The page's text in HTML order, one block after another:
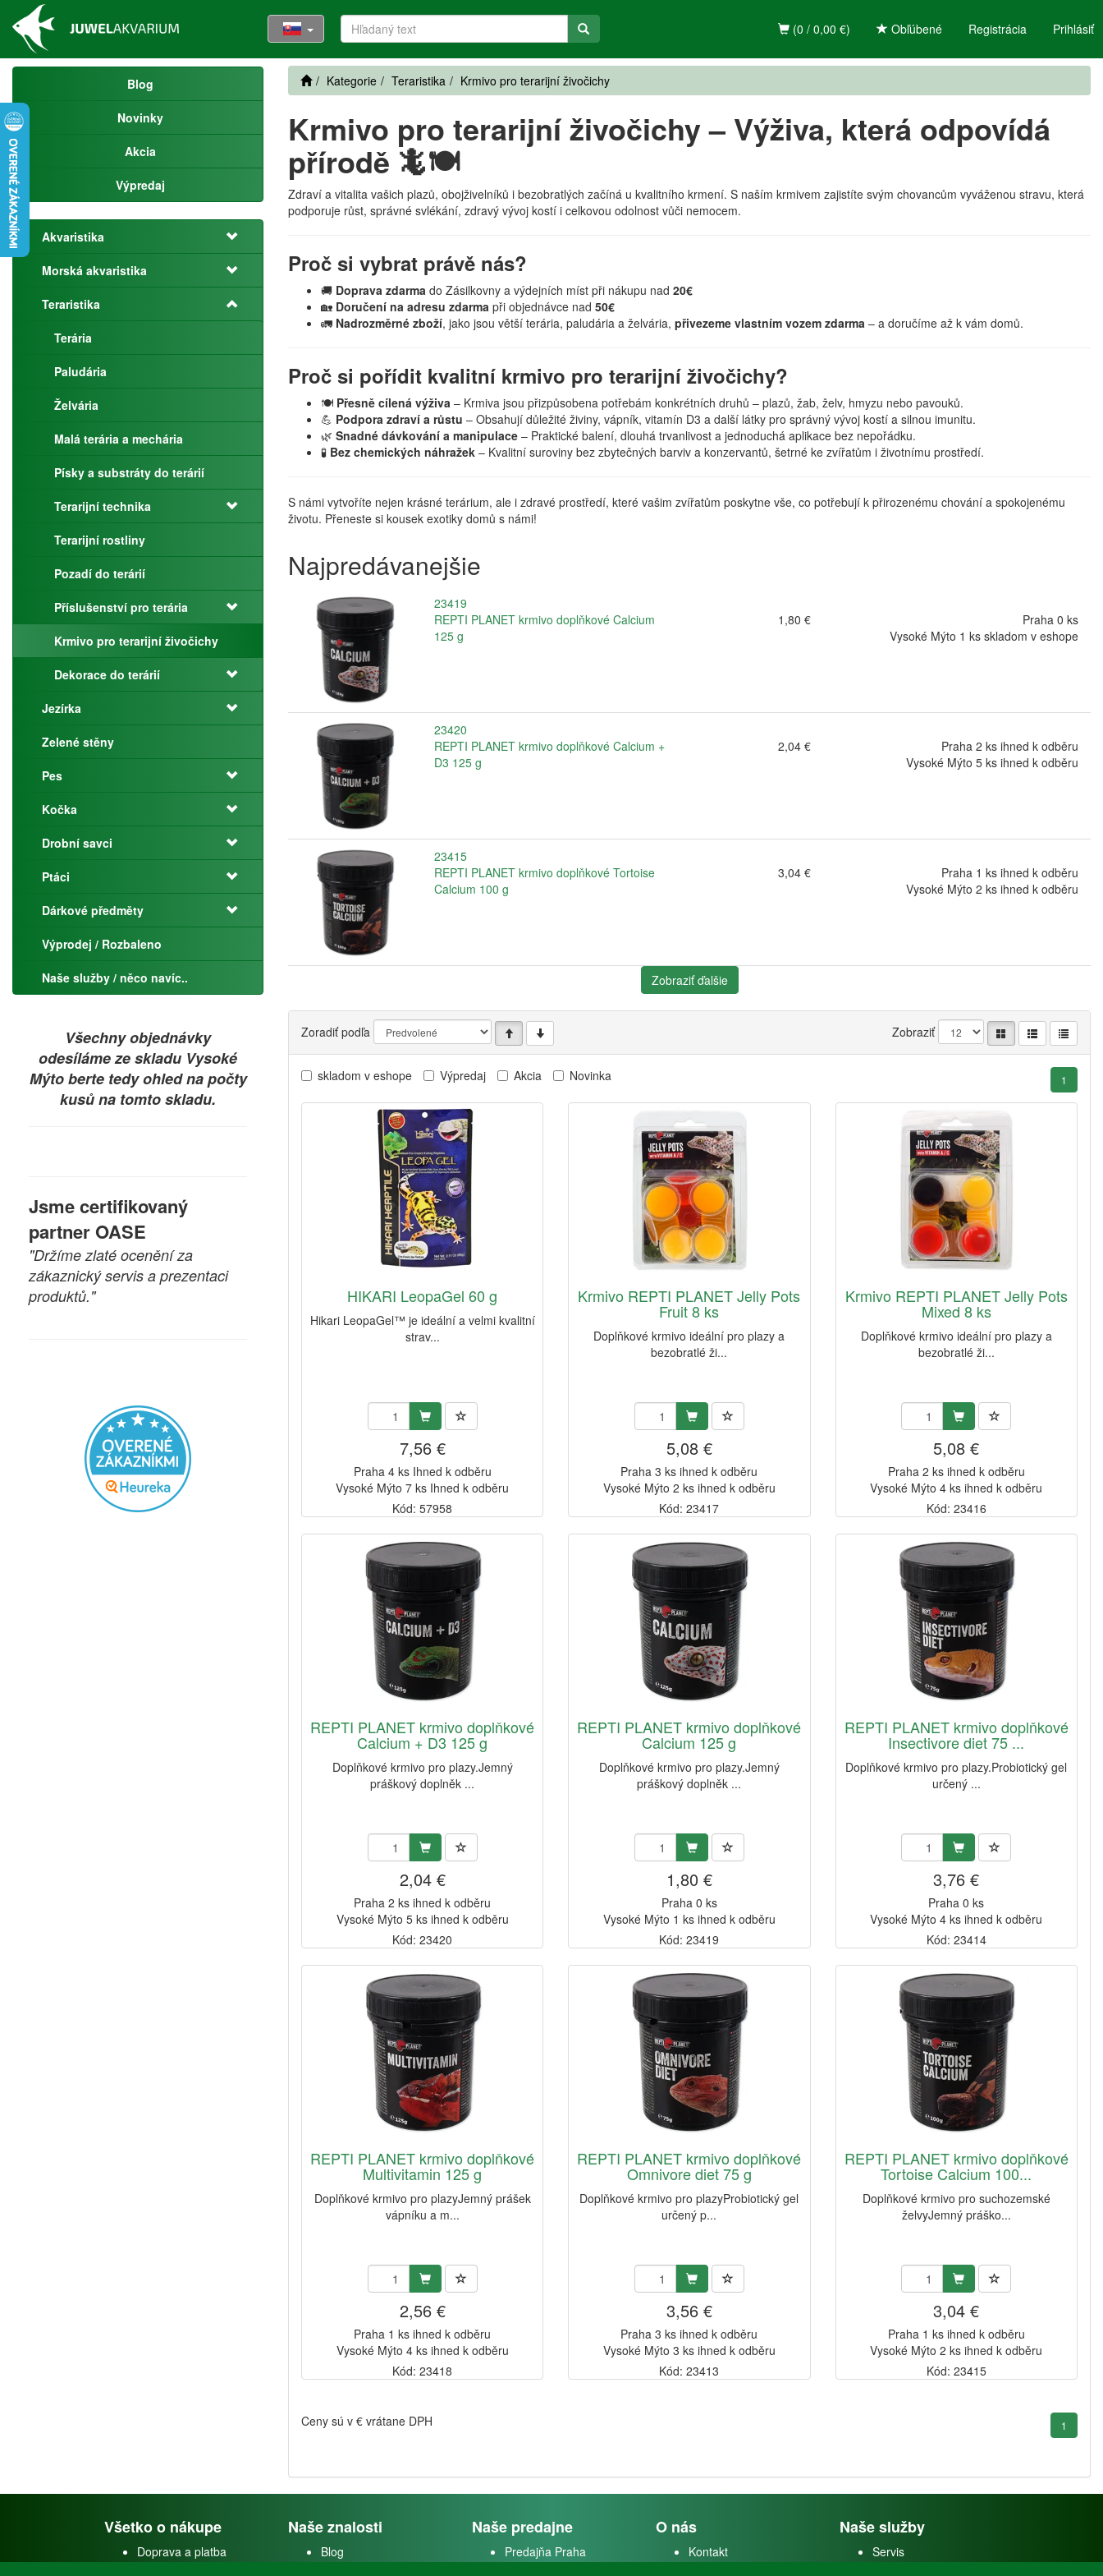
Registrácia Prihlásiť
(0 / 0,00 €) Obľúbené
Blog
Novinky
Akcia
Výpredaj
Akvaristika
Morská akvaristika
Teraristika
Terária
Paludária
Želvária
Malá terária a mechária
Písky a substráty do terárií
Terarijní technika
Terarijní rostliny
Pozadí do terárií
Příslušenství pro terária
Krmivo pro terarijní živočichy
Dekorace do terárií
Jezírka
Zelené stěny
Pes
Kočka
Drobní savci
Ptáci
Dárkové předměty
Výprodej / Rozbaleno
Naše služby / něco navíc..
Všechny objednávky
odesíláme ze skladu Vysoké
Mýto berte tedy ohled na počty
kusů na tomto skladu.
Jsme certifikovaný
partner OASE
"Držíme zlaté ocenění za
zákaznický servis a prezentaci
produktů."
Kategorie Teraristika Krmivo pro terarijní živočichy
Krmivo pro terarijní živočichy – Výživa, která odpovídá
přírodě 🦎🍽️
Zdraví a vitalita vašich plazů, obojživelníků i bezobratlých začíná u kvalitního krmení. S naším krmivem zajistíte svým chovancům vyváženou stravu, která
podporuje růst, správné svlékání, zdravý vývoj kostí i celkovou odolnost vůči nemocem.
Proč si vybrat právě nás?
🚚 Doprava zdarma do Zásilkovny a výdejních míst při nákupu nad 20€
🏡 Doručení na adresu zdarma při objednávce nad 50€
🚛 Nadrozměrné zboží, jako jsou větší terária, paludária a želvária, přivezeme vlastním vozem zdarma – a doručíme až k vám domů.
Proč si pořídit kvalitní krmivo pro terarijní živočichy?
🍽️ Přesně cílená výživa – Krmiva jsou přizpůsobena potřebám konkrétních druhů – plazů, žab, želv, hmyzu nebo pavouků.
💪 Podpora zdraví a růstu – Obsahují důležité živiny, vápník, vitamín D3 a další látky pro správný vývoj kostí a silnou imunitu.
🌿 Snadné dávkování a manipulace – Praktické balení, dlouhá trvanlivost a jednoduchá aplikace bez nepořádku.
🧪 Bez chemických náhražek – Kvalitní suroviny bez zbytečných barviv a konzervantů, šetrné ke zvířatům i životnímu prostředí.
S námi vytvoříte nejen krásné terárium, ale i zdravé prostředí, které vašim zvířatům poskytne vše, co potřebují k přirozenému chování a spokojenému
životu. Přeneste si kousek exotiky domů s námi!
Najpredávanejšie
23419
REPTI PLANET krmivo doplňkové Calcium
125 g
1,80 €
Praha 0 ks
Vysoké Mýto 1 ks skladom v eshope
23420
REPTI PLANET krmivo doplňkové Calcium +
D3 125 g
2,04 €
Praha 2 ks ihned k odběru
Vysoké Mýto 5 ks ihned k odběru
23415
REPTI PLANET krmivo doplňkové Tortoise
Calcium 100 g
3,04 €
Praha 1 ks ihned k odběru
Vysoké Mýto 2 ks ihned k odběru
Zobraziť ďalšie
Zoradiť podľa Zobraziť
skladom v eshope Výpredaj Akcia Novinka 1
HIKARI LeopaGel 60 g
Hikari LeopaGel™ je ideální a velmi kvalitní
strav...
7,56 €
Praha 4 ks Ihned k odběru
Vysoké Mýto 7 ks Ihned k odběru
Kód: 57958
Krmivo REPTI PLANET Jelly Pots
Fruit 8 ks
Doplňkové krmivo ideální pro plazy a
bezobratlé ži...
5,08 €
Praha 3 ks ihned k odběru
Vysoké Mýto 2 ks ihned k odběru
Kód: 23417
Krmivo REPTI PLANET Jelly Pots
Mixed 8 ks
Doplňkové krmivo ideální pro plazy a
bezobratlé ži...
5,08 €
Praha 2 ks ihned k odběru
Vysoké Mýto 4 ks ihned k odběru
Kód: 23416
REPTI PLANET krmivo doplňkové
Calcium + D3 125 g
Doplňkové krmivo pro plazy.Jemný
práškový doplněk ...
2,04 €
Praha 2 ks ihned k odběru
Vysoké Mýto 5 ks ihned k odběru
Kód: 23420
REPTI PLANET krmivo doplňkové
Calcium 125 g
Doplňkové krmivo pro plazy.Jemný
práškový doplněk ...
1,80 €
Praha 0 ks
Vysoké Mýto 1 ks ihned k odběru
Kód: 23419
REPTI PLANET krmivo doplňkové
Insectivore diet 75 ...
Doplňkové krmivo pro plazy.Probiotický gel
určený ...
3,76 €
Praha 0 ks
Vysoké Mýto 4 ks ihned k odběru
Kód: 23414
REPTI PLANET krmivo doplňkové
Multivitamin 125 g
Doplňkové krmivo pro plazyJemný prášek
vápníku a m...
2,56 €
Praha 1 ks ihned k odběru
Vysoké Mýto 4 ks ihned k odběru
Kód: 23418
REPTI PLANET krmivo doplňkové
Omnivore diet 75 g
Doplňkové krmivo pro plazyProbiotický gel
určený p...
3,56 €
Praha 3 ks ihned k odběru
Vysoké Mýto 3 ks ihned k odběru
Kód: 23413
REPTI PLANET krmivo doplňkové
Tortoise Calcium 100...
Doplňkové krmivo pro suchozemské
želvyJemný práško...
3,04 €
Praha 1 ks ihned k odběru
Vysoké Mýto 2 ks ihned k odběru
Kód: 23415
Ceny sú v € vrátane DPH 1
Všetko o nákupe
Doprava a platba
Naše znalosti
Blog
Naše predajne
Predajňa Praha
O nás
Kontakt
Naše služby
Servis